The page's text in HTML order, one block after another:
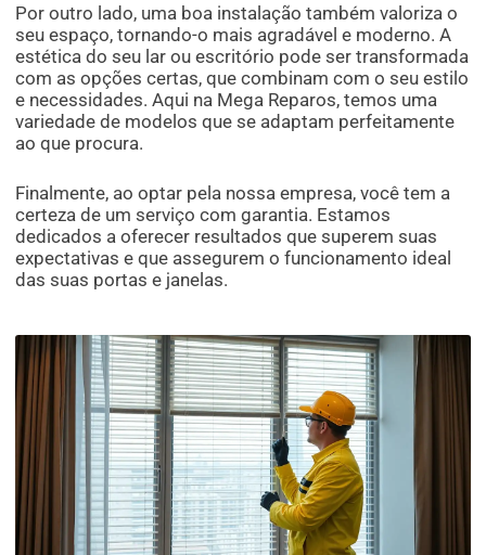
Por outro lado, uma boa instalação também valoriza o
seu espaço, tornando-o mais agradável e moderno. A
estética do seu lar ou escritório pode ser transformada
com as opções certas, que combinam com o seu estilo
e necessidades. Aqui na Mega Reparos, temos uma
variedade de modelos que se adaptam perfeitamente
ao que procura.
Finalmente, ao optar pela nossa empresa, você tem a
certeza de um serviço com garantia. Estamos
dedicados a oferecer resultados que superem suas
expectativas e que assegurem o funcionamento ideal
das suas portas e janelas.